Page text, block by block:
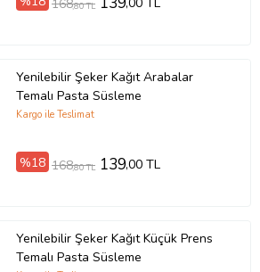
168,80 TL
Yenilebilir Şeker Kağıt Arabalar
Temalı Pasta Süsleme
Kargo ile Teslimat
%18 168,80 TL 139,00 TL
Yenilebilir Şeker Kağıt Küçük Prens
Temalı Pasta Süsleme